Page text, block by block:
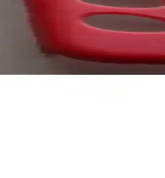
sunuluyor.